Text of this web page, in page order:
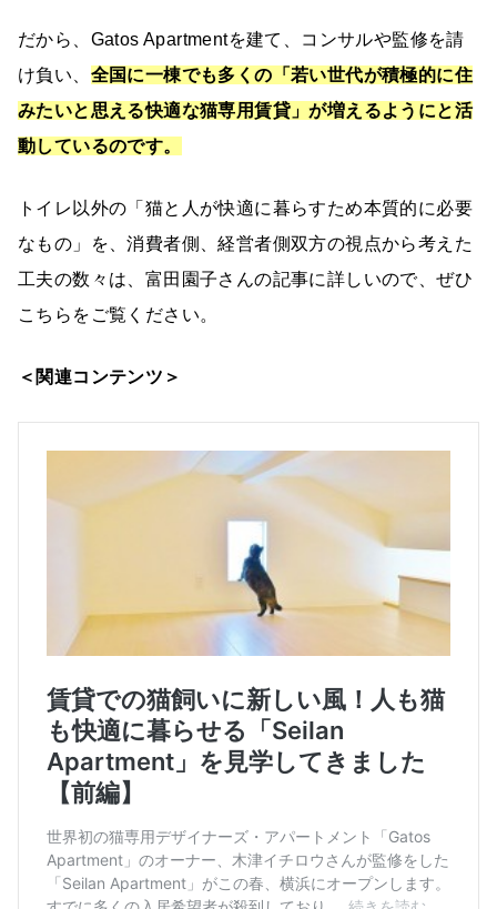
だから、Gatos Apartmentを建て、コンサルや監修を請
け負い、 全国に一棟でも多くの「若い世代が積極的に住
みたいと思える快適な猫専用賃貸」が増えるようにと活
動しているのです。
トイレ以外の「猫と人が快適に暮らすため本質的に必要
なもの」を、消費者側、経営者側双方の視点から考えた
工夫の数々は、富田園子さんの記事に詳しいので、ぜひ
こちらをご覧ください。
＜関連コンテンツ＞